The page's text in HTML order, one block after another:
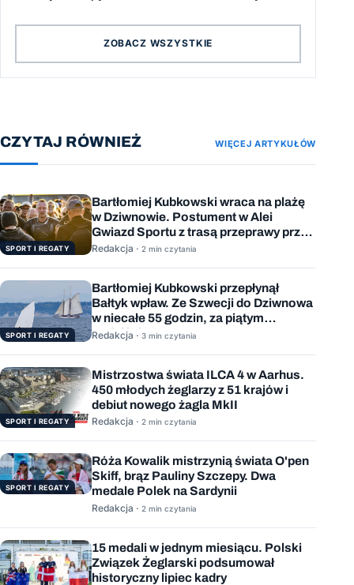
ZOBACZ WSZYSTKIE
CZYTAJ RÓWNIEŻ WIĘCEJ ARTYKUŁÓW
SPORT I REGATY
Bartłomiej Kubkowski wraca na plażę
w Dziwnowie. Postument w Alei
Gwiazd Sportu z trasą przeprawy przez
Bałtyk
Redakcja · 2 min czytania
SPORT I REGATY
Bartłomiej Kubkowski przepłynął
Bałtyk wpław. Ze Szwecji do Dziwnowa
w niecałe 55 godzin, za piątym
podejściem
Redakcja · 3 min czytania
SPORT I REGATY
Mistrzostwa świata ILCA 4 w Aarhus.
450 młodych żeglarzy z 51 krajów i
debiut nowego żagla MkII
Redakcja · 2 min czytania
SPORT I REGATY
Róża Kowalik mistrzynią świata O'pen
Skiff, brąz Pauliny Szczepy. Dwa
medale Polek na Sardynii
Redakcja · 2 min czytania
15 medali w jednym miesiącu. Polski
Związek Żeglarski podsumował
historyczny lipiec kadry